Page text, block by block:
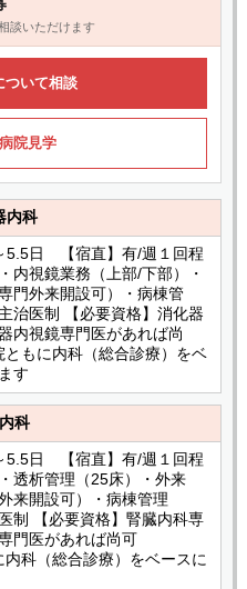
談いただけます
ついて相談
院見学
内科
5.5日 【宿直】有/週１回程
内視鏡業務（上部/下部）・
門外来開設可）・病棟管
治医制 【必要資格】消化器
内視鏡専門医があれば尚
に内科（総合診療）をベ
す
科
5.5日 【宿直】有/週１回程
透析管理（25床）・外来
外来開設可）・病棟管理
制 【必要資格】腎臓内科専
専門医があれば尚可
内科（総合診療）をベースに